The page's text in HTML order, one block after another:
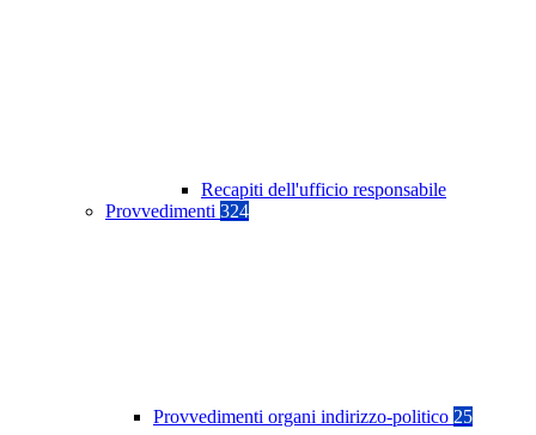
Recapiti dell'ufficio responsabile
Provvedimenti 324
Provvedimenti organi indirizzo-politico 25